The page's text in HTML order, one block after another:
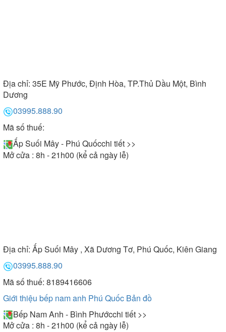
Địa chỉ: 35E Mỹ Phước, Định Hòa, TP.Thủ Dầu Một, Bình
Dương
03995.888.90
Mã số thuế:
Ấp Suối Mây - Phú Quốcchi tiết >>
Mở cửa : 8h - 21h00 (kể cả ngày lễ)
Địa chỉ: Ấp Suối Mây , Xã Dương Tơ, Phú Quốc, Kiên Giang
03995.888.90
Mã số thuế: 8189416606
Giới thiệu bếp nam anh Phú Quốc Bản đồ
Bếp Nam Anh - Bình Phướcchi tiết >>
Mở cửa : 8h - 21h00 (kể cả ngày lễ)